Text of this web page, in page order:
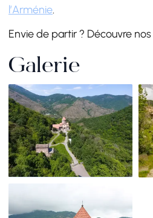
l’Arménie.
Envie de partir ? Découvre nos
Galerie